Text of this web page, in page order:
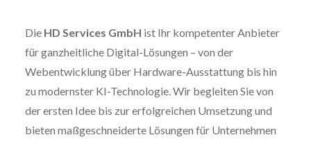
Die HD Services GmbH ist Ihr kompetenter Anbieter
für ganzheitliche Digital-Lösungen – von der
Webentwicklung über Hardware-Ausstattung bis hin
zu modernster KI-Technologie. Wir begleiten Sie von
der ersten Idee bis zur erfolgreichen Umsetzung und
bieten maßgeschneiderte Lösungen für Unternehmen